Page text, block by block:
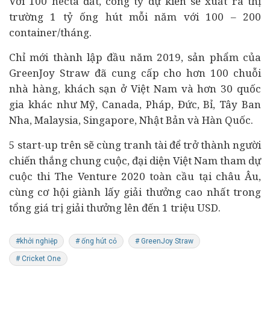
trường 1 tỷ ống hút mỗi năm với 100 – 200
container/tháng.
Chỉ mới thành lập đầu năm 2019, sản phẩm của
GreenJoy Straw đã cung cấp cho hơn 100 chuỗi
nhà hàng, khách sạn ở Việt Nam và hơn 30 quốc
gia khác như Mỹ, Canada, Pháp, Đức, Bỉ, Tây Ban
Nha, Malaysia, Singapore, Nhật Bản và Hàn Quốc.
5 start-up trên sẽ cùng tranh tài để trở thành người
chiến thắng chung cuộc, đại diện Việt Nam tham dự
cuộc thi The Venture 2020 toàn cầu tại châu Âu,
cùng cơ hội giành lấy giải thưởng cao nhất trong
tổng giá trị giải thưởng lên đến 1 triệu USD.
#khởi nghiệp # ống hút cỏ # GreenJoy Straw
# Cricket One